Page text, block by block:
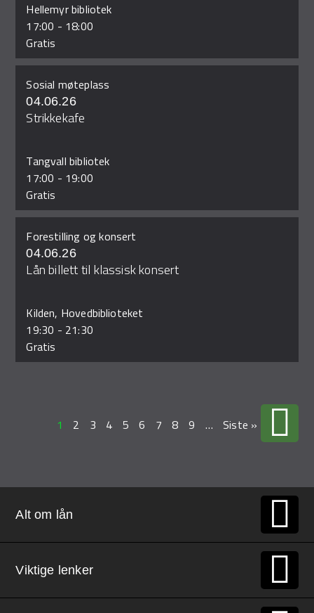
Hellemyr bibliotek
17:00 - 18:00
Gratis
Sosial møteplass
04.06.26
Strikkekafe
Tangvall bibliotek
17:00 - 19:00
Gratis
Forestilling og konsert
04.06.26
Lån billett til klassisk konsert
Kilden, Hovedbiblioteket
19:30 - 21:30
Gratis
1 2 3 4 5 6 7 8 9 … Siste »
Alt om lån
Viktige lenker